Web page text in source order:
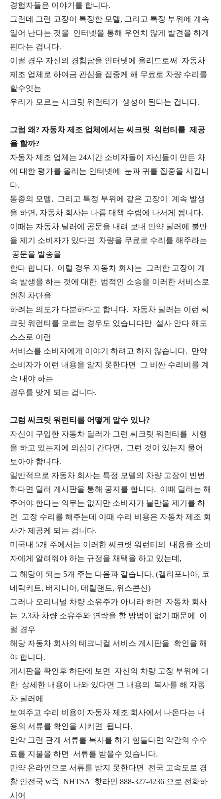
경험자들은 이야기를 합니다.
그런데 그런 고장이 특정한 모델, 그리고 특정 부위에 계속
일어 난다는 것을 인터넷을 통해 우연치 않게 발견을 하게
된다는 겁니다.
이럴 경우 자신의 경험담을 인터넷에 올리므로써 자동차
제조 업체로 하여금 관심을 집중케 해 무료로 차량 수리를
할수잇는
우리가 모르는 시크릿 워런티가 생성이 된다는 겁니다.
그럼 왜? 자동차 제조 업체에서는 씨크릿 워런티를 제공
을 할까?
자동차 제조 업체는 24시간 소비자들이 자신들이 만든 차
에 대한 평가를 올리는 인터넷에 눈과 귀를 집중을 시킵니
다.
동종의 모델, 그리고 특정 부위에 같은 고장이 계속 발생
을 하면, 자동차 회사는 나름 대책 수립에 나서게 됩니다.
이때는 자동차 딜러에 공문을 내려 보내 만약 딜러에 불만
을 제기 소비자가 있다면 차량을 무료로 수리를 해주라는
공문을 발송을
한다 합니다. 이럴 경우 자동차 회사는 그러한 고장이 계
속 발생을 하는 것에 대한 법적인 소송을 이러한 서비스로
원천 차단을
하려는 의도가 다분하다고 합니다. 자동차 딜러는 이런 씨
크릿 워런티를 모르는 경우도 있습니다만 설사 안다 해도
스스로 이런
서비스를 소비자에게 이야기 하려고 하지 않습니다. 만약
소비자가 이런 내용을 알지 못한다면 그 비싼 수리비를 계
속 내야 하는
경우를 맞게 되는 겁니다.
그럼 씨크릿 워런티를 어떻게 알수 있나?
자신이 구입한 자동차 딜러가 그런 씨크릿 워런티를 시행
을 하고 있는지에 의심이 간다면, 그런 것이 있는지 물어
보아야 합니다.
일반적으로 자동차 회사는 특정 모델의 차량 고장이 빈번
하다면 딜러 게시판을 통해 공지를 합니다. 이때 딜러는 해
주어야 한다는 의무는 없지만 소비자가 불만을 제기를 하
면 고장 수리를 해주는데 이때 수리 비용은 자동차 제조 회
사가 제공케 되는 겁니다.
미국내 5개 주에서는 이러한 씨크릿 워런티의 내용을 소비
자에게 알려줘야 하는 규정을 채택을 하고 있는데,
그 해당이 되는 5개 주는 다음과 같습니다. (캘리포니아, 코
네틱커트, 버지니아, 메릴랜드, 위스콘신)
그러나 오리니널 차량 소유주가 아니라 하면 자동차 회사
는 2,3차 차량 소유주와 연락을 할 방법이 없기 때문에 이
럴 경우
해당 자동차 회사의 테크니컬 서비스 게시판을 확인을 해
야 합니다.
게시판을 확인후 하단에 보면 자신의 차량 고장 부위에 대
한 상세한 내용이 나와 있다면 그 내용의 복사를 해 자동
차 딜러에
보여주고 수리 비용이 자동차 제조 회사에서 나온다는 내
용의 서류를 확인을 시키면 됩니다.
만약 그런 관계 서류를 복사를 하기 힘들다면 약간의 수수
료를 지불을 하면 서류를 받을수 있습니다.
만약 온라인으로 서류를 받지 못한다면 전국 고속도로 경
찰 안전국 w즉 NHTSA 핫라인 888-327-4236 으로 전화하
시어